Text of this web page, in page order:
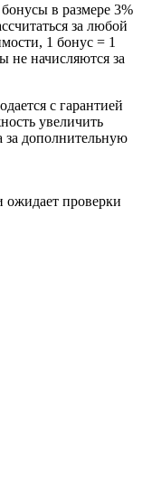
в размере 3%
за любой
1 бонус = 1
не начисляются за
с гарантией
увеличить
за дополнительную
проверки